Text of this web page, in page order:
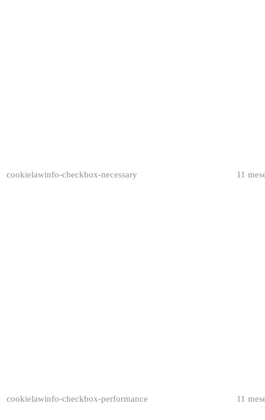
cookielawinfo-checkbox-necessary 11
cookielawinfo-checkbox-performance 11